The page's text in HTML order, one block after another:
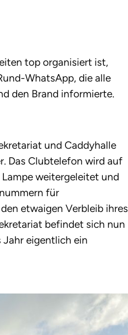
top organisiert ist,
WhatsApp, die alle
den Brand informierte.
und Caddyhalle
Das Clubtelefon wird auf
weitergeleitet und
für
etwaigen Verbleib ihres
befindet sich nun
Jahr eigentlich ein